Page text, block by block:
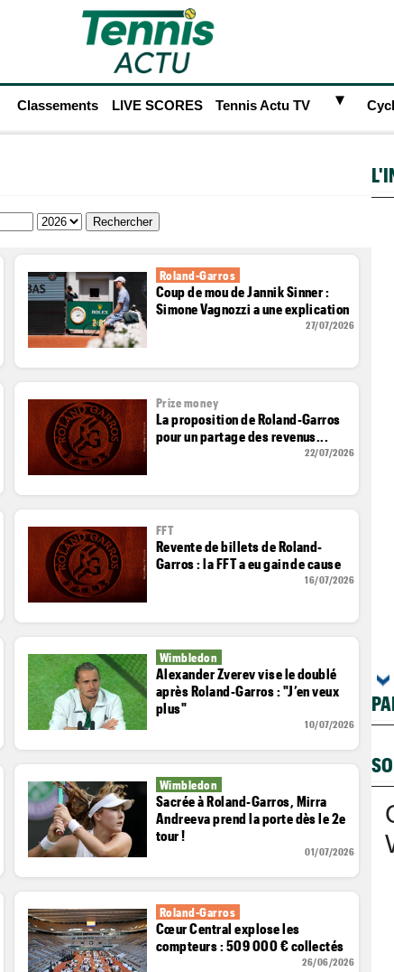
Classements LIVE SCORES Tennis Actu TV ►
Roland-Garros
Coup de mou de Jannik Sinner :
Simone Vagnozzi a une explication
27/07/2026
Prize money
La proposition de Roland-Garros
pour un partage des revenus...
22/07/2026
FFT
Revente de billets de Roland-
Garros : la FFT a eu gain de cause
16/07/2026
Wimbledon
Alexander Zverev vise le doublé
après Roland-Garros : "J’en veux
plus"
10/07/2026
Wimbledon
Sacrée à Roland-Garros, Mirra
Andreeva prend la porte dès le 2e
tour !
01/07/2026
Roland-Garros
Cœur Central explose les
compteurs : 509 000 € collectés
26/06/2026